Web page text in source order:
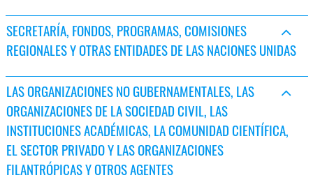
SECRETARÍA, FONDOS, PROGRAMAS, COMISIONES
REGIONALES Y OTRAS ENTIDADES DE LAS NACIONES UNIDAS
LAS ORGANIZACIONES NO GUBERNAMENTALES, LAS
ORGANIZACIONES DE LA SOCIEDAD CIVIL, LAS
INSTITUCIONES ACADÉMICAS, LA COMUNIDAD CIENTÍFICA,
EL SECTOR PRIVADO Y LAS ORGANIZACIONES
FILANTRÓPICAS Y OTROS AGENTES